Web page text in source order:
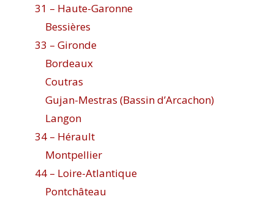
31 – Haute-Garonne
Bessières
33 – Gironde
Bordeaux
Coutras
Gujan-Mestras (Bassin d’Arcachon)
Langon
34 – Hérault
Montpellier
44 – Loire-Atlantique
Pontchâteau